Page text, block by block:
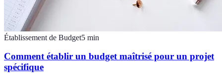
Établissement de Budget5 min
Comment établir un budget maîtrisé pour un projet
spécifique